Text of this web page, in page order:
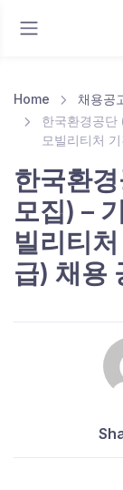
Home
채용공
한국환경공단
모빌리티처
한국환
모집) –
빌리티
급) 채용